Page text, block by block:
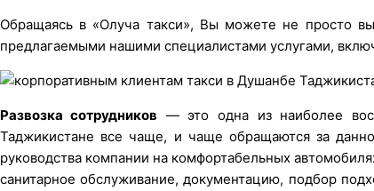
Обращаясь в «Олуча такси», Вы можете не просто
предлагаемыми нашими специалистами услугами,
Развозка сотрудников — это одна из наиболее
Таджикистане все чаще, и чаще обращаются за
руководства компании на комфортабельных
санитарное обслуживание, документацию, подбор